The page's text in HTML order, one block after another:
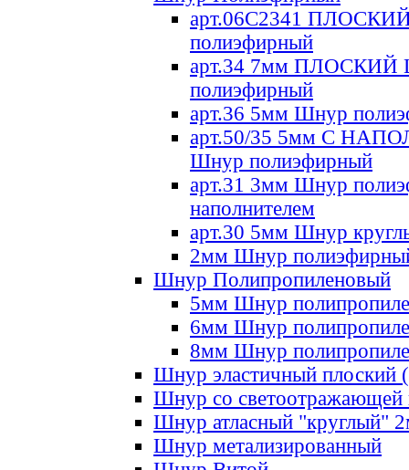
арт.06С2341
полиэфирный
арт.34 7мм ПЛОСКИЙ
полиэфирный
арт.36 5мм Шнур
арт.50/35 5мм С
Шнур полиэфирный
арт.31 3мм Шнур
наполнителем
арт.30 5мм Шнур
2мм Шнур
Шнур Полипропиленовый
5мм Шнур
6мм Шнур
8мм Шнур
Шнур эластичный плоский
Шнур со светоотражающей
Шнур атласный "круглый"
Шнур метализированный